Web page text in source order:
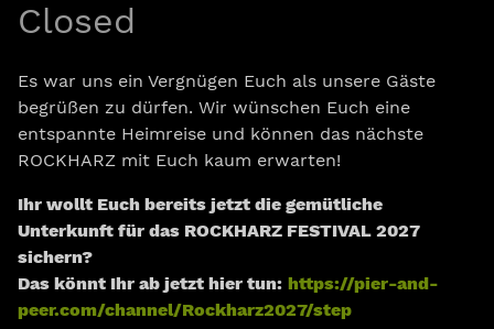
Closed
Es war uns ein Vergnügen Euch als unsere Gäste
begrüßen zu dürfen. Wir wünschen Euch eine
entspannte Heimreise und können das nächste
ROCKHARZ mit Euch kaum erwarten!
Ihr wollt Euch bereits jetzt die gemütliche
Unterkunft für das ROCKHARZ FESTIVAL 2027
sichern?
Das könnt Ihr ab jetzt hier tun: https://pier-and-
peer.com/channel/Rockharz2027/step